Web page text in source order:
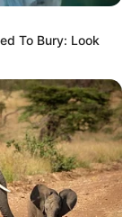
To Bury: Look